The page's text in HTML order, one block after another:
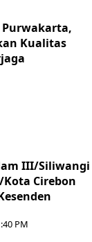
Purwakarta,
Kualitas
III/Siliwangi
Kota Cirebon
PM